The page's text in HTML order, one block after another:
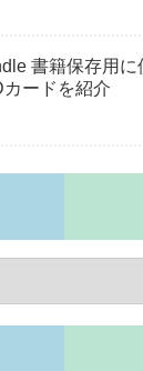
書籍保存用
カードを紹介